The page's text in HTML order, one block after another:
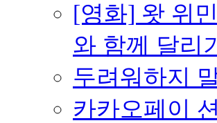
[영화] 왓 위
와 함께 달리
두려워하지
카카오페이